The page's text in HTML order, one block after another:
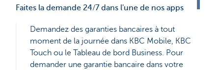
Faites la demande 24/7 dans l'une de nos apps
Demandez des garanties bancaires à tout
moment de la journée dans KBC Mobile, KBC
Touch ou le Tableau de bord Business. Pour
demander une garantie bancaire dans votre